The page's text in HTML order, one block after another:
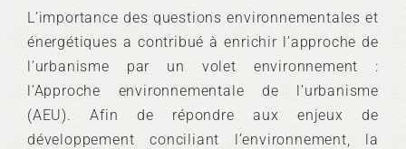
L’importance des questions environnementales et
énergétiques a contribué à enrichir l’approche de
l’urbanisme par un volet environnement :
l’Approche environnementale de l’urbanisme
(AEU). Afin de répondre aux enjeux de
développement conciliant l’environnement, la